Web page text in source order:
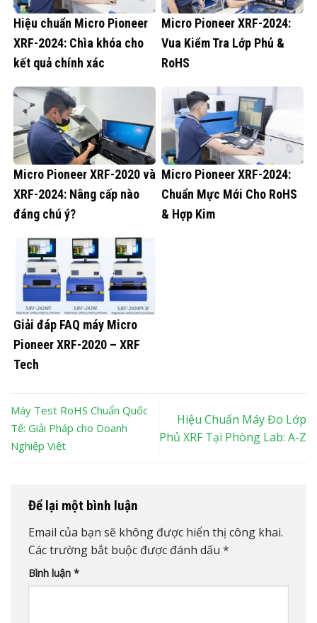
Hiệu chuẩn Micro Pioneer
XRF-2024: Chìa khóa cho
kết quả chính xác
Micro Pioneer XRF-2024:
Vua Kiểm Tra Lớp Phủ &
RoHS
Micro Pioneer XRF-2020 và
XRF-2024: Nâng cấp nào
đáng chú ý?
Micro Pioneer XRF-2024:
Chuẩn Mực Mới Cho RoHS
& Hợp Kim
Giải đáp FAQ máy Micro
Pioneer XRF-2020 – XRF
Tech
Máy Test RoHS Chuẩn Quốc
Tế: Giải Pháp cho Doanh
Nghiệp Việt
Hiệu Chuẩn Máy Đo Lớp
Phủ XRF Tại Phòng Lab: A-Z
Để lại một bình luận
Email của bạn sẽ không được hiển thị công khai.
Các trường bắt buộc được đánh dấu *
Bình luận *